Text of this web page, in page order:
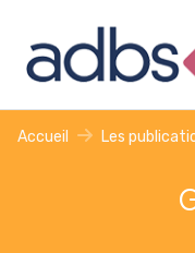
Accueil Les